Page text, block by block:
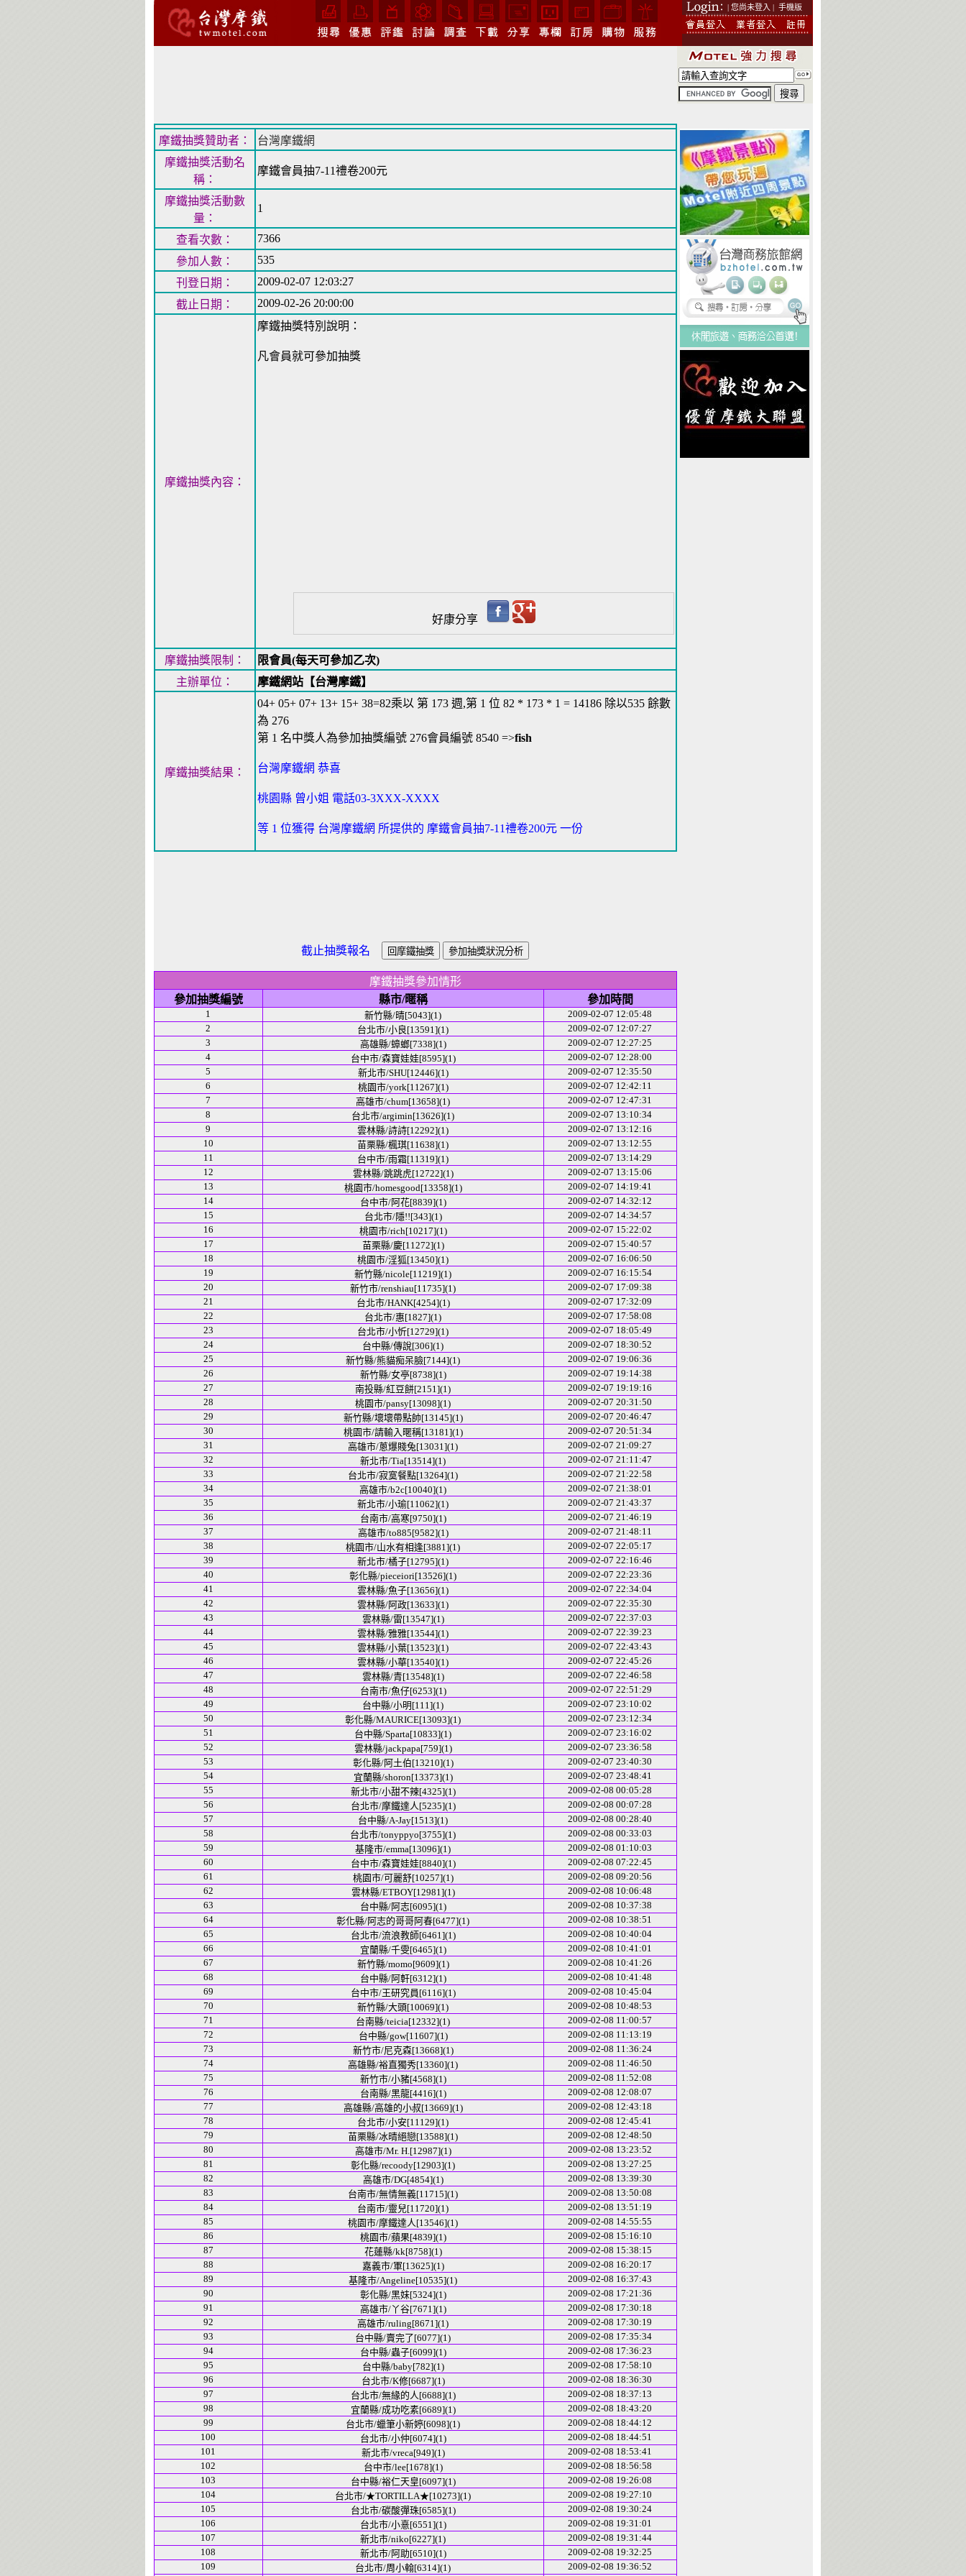
| 您尚未登入 | 手機版
摩鐵抽獎贊助者：
台灣摩鐵網
摩鐵抽獎活動名
稱：
摩鐵會員抽7-11禮卷200元
摩鐵抽獎活動數
量：
1
查看次數：
7366
參加人數：
535
刊登日期：
2009-02-07 12:03:27
截止日期：
2009-02-26 20:00:00
摩鐵抽獎內容：
摩鐵抽獎特別說明：
凡會員就可參加抽獎
好康分享
摩鐵抽獎限制：
限會員(每天可參加乙次)
主辦單位：
摩鐵網站【台灣摩鐵】
摩鐵抽獎結果：
04+ 05+ 07+ 13+ 15+ 38=82乘以 第 173 週,第 1 位 82 * 173 * 1 = 14186 除以535 餘數
為 276
第 1 名中獎人為參加抽獎編號 276會員編號 8540 =>fish
台灣摩鐵網 恭喜
桃園縣 曾小姐 電話03-3XXX-XXXX
等 1 位獲得 台灣摩鐵網 所提供的 摩鐵會員抽7-11禮卷200元 一份
截止抽獎報名
摩鐵抽獎參加情形
參加抽獎編號
縣市/暱稱 參加時間
1 新竹縣/晴[5043](1)
2009-02-07 12:05:48
2
台北市/小良[13591](1)
2009-02-07 12:07:27
3
高雄縣/蟑螂[7338](1)
2009-02-07 12:27:25
4
台中市/森寶娃娃[8595](1)
2009-02-07 12:28:00
5
新北市/SHU[12446](1)
2009-02-07 12:35:50
6
桃園市/york[11267](1)
2009-02-07 12:42:11
7
高雄市/chum[13658](1)
2009-02-07 12:47:31
8
台北市/argimin[13626](1)
2009-02-07 13:10:34
9
雲林縣/詩詩[12292](1)
2009-02-07 13:12:16
10
苗栗縣/楓琪[11638](1)
2009-02-07 13:12:55
11
台中市/雨霜[11319](1)
2009-02-07 13:14:29
12
雲林縣/跳跳虎[12722](1)
2009-02-07 13:15:06
13
桃園市/homesgood[13358](1)
2009-02-07 14:19:41
14
台中市/阿花[8839](1)
2009-02-07 14:32:12
15
台北市/隱!![343](1)
2009-02-07 14:34:57
16
桃園市/rich[10217](1)
2009-02-07 15:22:02
17
苗栗縣/慶[11272](1)
2009-02-07 15:40:57
18
桃園市/淫狐[13450](1)
2009-02-07 16:06:50
19
新竹縣/nicole[11219](1)
2009-02-07 16:15:54
20
新竹市/renshiau[11735](1)
2009-02-07 17:09:38
21
台北市/HANK[4254](1)
2009-02-07 17:32:09
22
台北市/惠[1827](1)
2009-02-07 17:58:08
23
台北市/小忻[12729](1)
2009-02-07 18:05:49
24
台中縣/傳說[306](1)
2009-02-07 18:30:52
25
新竹縣/熊貓痴呆臉[7144](1)
2009-02-07 19:06:36
26
新竹縣/女亭[8738](1)
2009-02-07 19:14:38
27
南投縣/紅豆餅[2151](1)
2009-02-07 19:19:16
28
桃園市/pansy[13098](1)
2009-02-07 20:31:50
29
新竹縣/壞壞帶點帥[13145](1)
2009-02-07 20:46:47
30
桃園市/請輸入暱稱[13181](1)
2009-02-07 20:51:34
31
高雄市/蔥爆賤兔[13031](1)
2009-02-07 21:09:27
32
新北市/Tia[13514](1)
2009-02-07 21:11:47
33
台北市/寂寞餐點[13264](1)
2009-02-07 21:22:58
34
高雄市/b2c[10040](1)
2009-02-07 21:38:01
35
新北市/小瑜[11062](1)
2009-02-07 21:43:37
36
台南市/高寒[9750](1)
2009-02-07 21:46:19
37
高雄市/to885[9582](1)
2009-02-07 21:48:11
38
桃園市/山水有相逢[3881](1)
2009-02-07 22:05:17
39
新北市/橘子[12795](1)
2009-02-07 22:16:46
40
彰化縣/pieceiori[13526](1)
2009-02-07 22:23:36
41
雲林縣/魚子[13656](1)
2009-02-07 22:34:04
42
雲林縣/阿政[13633](1)
2009-02-07 22:35:30
43
雲林縣/雷[13547](1)
2009-02-07 22:37:03
44
雲林縣/雅雅[13544](1)
2009-02-07 22:39:23
45
雲林縣/小葉[13523](1)
2009-02-07 22:43:43
46
雲林縣/小華[13540](1)
2009-02-07 22:45:26
47
雲林縣/青[13548](1)
2009-02-07 22:46:58
48
台南市/魚仔[6253](1)
2009-02-07 22:51:29
49
台中縣/小明[111](1)
2009-02-07 23:10:02
50
彰化縣/MAURICE[13093](1)
2009-02-07 23:12:34
51
台中縣/Sparta[10833](1)
2009-02-07 23:16:02
52
雲林縣/jackpapa[759](1)
2009-02-07 23:36:58
53
彰化縣/阿土伯[13210](1)
2009-02-07 23:40:30
54
宜蘭縣/shoron[13373](1)
2009-02-07 23:48:41
55
新北市/小甜不辣[4325](1)
2009-02-08 00:05:28
56
台北市/摩鐵達人[5235](1)
2009-02-08 00:07:28
57
台中縣/A-Jay[1513](1)
2009-02-08 00:28:40
58
台北市/tonyppyo[3755](1)
2009-02-08 00:33:03
59
基隆市/emma[13096](1)
2009-02-08 01:10:03
60
台中市/森寶娃娃[8840](1)
2009-02-08 07:22:45
61
桃園市/可麗舒[10257](1)
2009-02-08 09:20:56
62
雲林縣/ETBOY[12981](1)
2009-02-08 10:06:48
63
台中縣/阿志[6095](1)
2009-02-08 10:37:38
64
彰化縣/阿志的哥哥阿春[6477](1)
2009-02-08 10:38:51
65
台北市/流浪教師[6461](1)
2009-02-08 10:40:04
66
宜蘭縣/千雯[6465](1)
2009-02-08 10:41:01
67
新竹縣/momo[9609](1)
2009-02-08 10:41:26
68
台中縣/阿軒[6312](1)
2009-02-08 10:41:48
69
台中市/王研究員[6116](1)
2009-02-08 10:45:04
70
新竹縣/大頭[10069](1)
2009-02-08 10:48:53
71
台南縣/teicia[12332](1)
2009-02-08 11:00:57
72
台中縣/gow[11607](1)
2009-02-08 11:13:19
73
新竹市/尼克森[13668](1)
2009-02-08 11:36:24
74
高雄縣/裕直獨秀[13360](1)
2009-02-08 11:46:50
75
新竹市/小豬[4568](1)
2009-02-08 11:52:08
76
台南縣/黑龍[4416](1)
2009-02-08 12:08:07
77
高雄縣/高雄的小叔[13669](1)
2009-02-08 12:43:18
78
台北市/小安[11129](1)
2009-02-08 12:45:41
79
苗栗縣/冰晴絕戀[13588](1)
2009-02-08 12:48:50
80
高雄市/Mr. H.[12987](1)
2009-02-08 13:23:52
81
彰化縣/recoody[12903](1)
2009-02-08 13:27:25
82
高雄市/DG[4854](1)
2009-02-08 13:39:30
83
台南市/無情無義[11715](1)
2009-02-08 13:50:08
84
台南市/靈兒[11720](1)
2009-02-08 13:51:19
85
桃園市/摩鐵達人[13546](1)
2009-02-08 14:55:55
86
桃園市/蘋果[4839](1)
2009-02-08 15:16:10
87
花蓮縣/kk[8758](1)
2009-02-08 15:38:15
88
嘉義市/軍[13625](1)
2009-02-08 16:20:17
89
基隆市/Angeline[10535](1)
2009-02-08 16:37:43
90
彰化縣/黑妹[5324](1)
2009-02-08 17:21:36
91
高雄市/丫谷[7671](1)
2009-02-08 17:30:18
92
高雄市/ruling[8671](1)
2009-02-08 17:30:19
93
台中縣/賣完了[6077](1)
2009-02-08 17:35:34
94
台中縣/蟲子[6099](1)
2009-02-08 17:36:23
95
台中縣/baby[782](1)
2009-02-08 17:58:10
96
台北市/K修[6687](1)
2009-02-08 18:36:30
97
台北市/無緣的人[6688](1)
2009-02-08 18:37:13
98
宜蘭縣/成功吃素[6689](1)
2009-02-08 18:43:20
99
台北市/蠟筆小新婷[6098](1)
2009-02-08 18:44:12
100
台北市/小仲[6074](1)
2009-02-08 18:44:51
101
新北市/vreca[949](1)
2009-02-08 18:53:41
102
台中市/lee[1678](1)
2009-02-08 18:56:58
103
台中縣/裕仁天皇[6097](1)
2009-02-08 19:26:08
104
台北市/★TORTILLA★[10273](1)
2009-02-08 19:27:10
105
台北市/碳酸彈珠[6585](1)
2009-02-08 19:30:24
106
台北市/小憙[6551](1)
2009-02-08 19:31:01
107
新北市/niko[6227](1)
2009-02-08 19:31:44
108
新北市/阿助[6510](1)
2009-02-08 19:32:25
109
台北市/周小翰[6314](1)
2009-02-08 19:36:52